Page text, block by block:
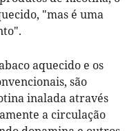
"mas é uma
aquecido e os
são
inalada através
a circulação